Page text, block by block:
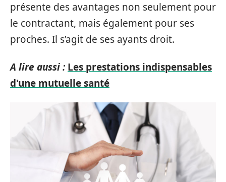
présente des avantages non seulement pour
le contractant, mais également pour ses
proches. Il s’agit de ses ayants droit.
A lire aussi : Les prestations indispensables
d'une mutuelle santé